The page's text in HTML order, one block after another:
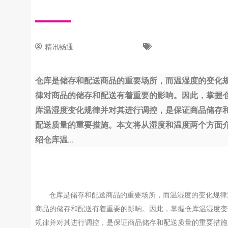
精讯畅通
仓库是储存和配送商品的重要场所，而温湿度的变化
律对商品的储存和配送有着重要的影响。因此，掌握
库温湿度变化规律并对其进行调控，是保证商品储存
配送质量的重要措施。本文将从湿度和温度两个方面
绍仓库温...
仓库是储存和配送商品的重要场所，而温湿度的变化规
商品的储存和配送有着重要的影响。因此，掌握仓库温湿度
规律并对其进行调控，是保证商品储存和配送质量的重要措